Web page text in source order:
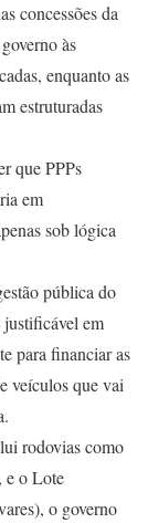
concessões da
às
enquanto as
estruturadas
que PPPs
em
sob lógica
pública do
justificável em
para financiar as
veículos que vai
rodovias como
e o Lote
o governo